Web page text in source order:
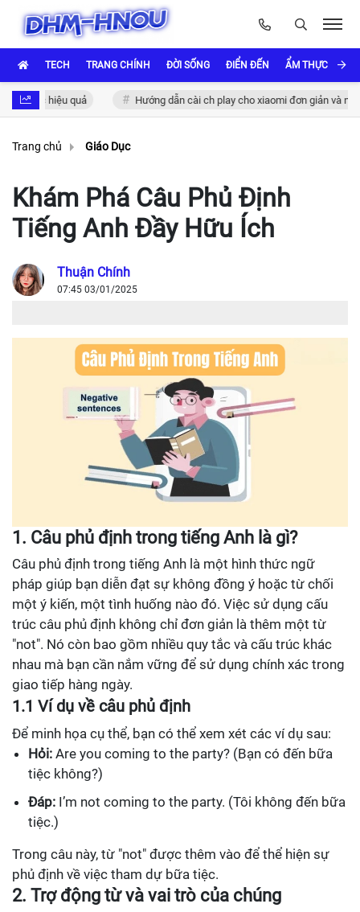
TECH TRANG CHÍNH ĐỜI SỐNG ĐIỂN ĐẾN ẨM THỰC VÀ
hiệu quả Hướng dẫn cài ch play cho xiaomi đơn giản và nhanh
Trang chủ Giáo Dục
Khám Phá Câu Phủ Định
Tiếng Anh Đầy Hữu Ích
Thuận Chính
07:45 03/01/2025
1. Câu phủ định trong tiếng Anh là gì?
Câu phủ định trong tiếng Anh là một hình thức ngữ
pháp giúp bạn diễn đạt sự không đồng ý hoặc từ chối
một ý kiến, một tình huống nào đó. Việc sử dụng cấu
trúc câu phủ định không chỉ đơn giản là thêm một từ
"not". Nó còn bao gồm nhiều quy tắc và cấu trúc khác
nhau mà bạn cần nắm vững để sử dụng chính xác trong
giao tiếp hàng ngày.
1.1 Ví dụ về câu phủ định
Để minh họa cụ thể, bạn có thể xem xét các ví dụ sau:
Hỏi: Are you coming to the party? (Bạn có đến bữa
tiệc không?)
Đáp: I’m not coming to the party. (Tôi không đến bữa
tiệc.)
Trong câu này, từ "not" được thêm vào để thể hiện sự
phủ định về việc tham dự bữa tiệc.
2. Trợ động từ và vai trò của chúng